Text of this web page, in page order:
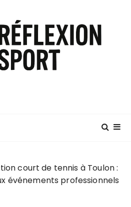
court de tennis à Toulon :
événements professionnels